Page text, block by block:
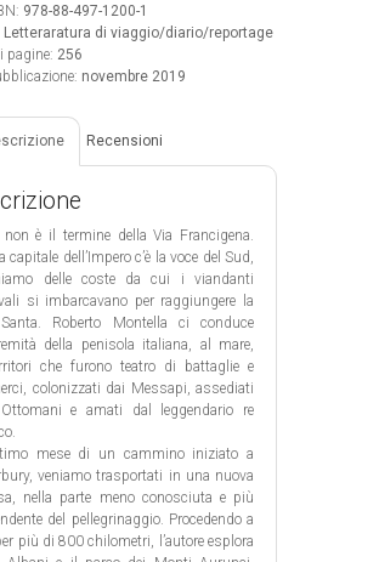
978-88-497-1200-1
Letteraratura di viaggio/diario/reportage
pagine: 256
novembre 2019
Recensioni
non è il termine della Via Francigena.
capitale dell’Impero c’è la voce del Sud,
delle coste da cui i viandanti
si imbarcavano per raggiungere la
Roberto Montella ci conduce
della penisola italiana, al mare,
che furono teatro di battaglie e
colonizzati dai Messapi, assediati
e amati dal leggendario re
mese di un cammino iniziato a
veniamo trasportati in una nuova
nella parte meno conosciuta e più
del pellegrinaggio. Procedendo a
più di 800 chilometri, l’autore esplora